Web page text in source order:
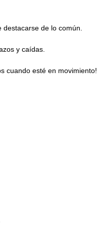
de lo común.
y caídas.
cuando esté en movimiento!